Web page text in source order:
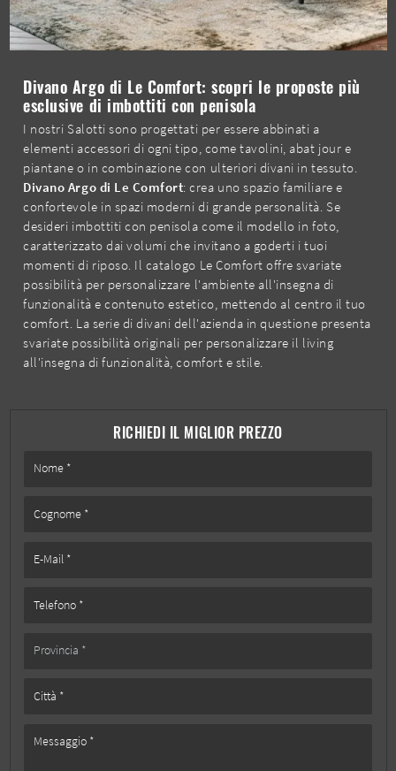
RICHIEDI IL MIGLIOR PREZZO
Divano Argo di Le Comfort: scopri le proposte più
esclusive di imbottiti con penisola
I nostri Salotti sono progettati per essere abbinati a
elementi accessori di ogni tipo, come tavolini, abat jour e
piantane o in combinazione con ulteriori divani in tessuto.
Divano Argo di Le Comfort: crea uno spazio familiare e
confortevole in spazi moderni di grande personalità. Se
desideri imbottiti con penisola come il modello in foto,
caratterizzato dai volumi che invitano a goderti i tuoi
momenti di riposo. Il catalogo Le Comfort offre svariate
possibilità per personalizzare l'ambiente all'insegna di
funzionalità e contenuto estetico, mettendo al centro il tuo
comfort. La serie di divani dell'azienda in questione presenta
svariate possibilità originali per personalizzare il living
all'insegna di funzionalità, comfort e stile.